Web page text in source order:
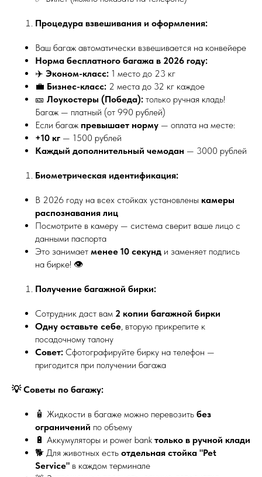
Процедура взвешивания и оформления:
Ваш багаж автоматически взвешивается на конвейере
Норма бесплатного багажа в 2026 году:
✈️ Эконом-класс: 1 место до 23 кг
💼 Бизнес-класс: 2 места до 32 кг каждое
🎫 Лоукостеры (Победа): только ручная кладь!
Багаж — платный (от 990 рублей)
Если багаж превышает норму — оплата на месте:
+10 кг — 1500 рублей
Каждый дополнительный чемодан — 3000 рублей
Биометрическая идентификация:
В 2026 году на всех стойках установлены камеры
распознавания лиц
Посмотрите в камеру — система сверит ваше лицо с
данными паспорта
Это занимает менее 10 секунд и заменяет подпись
на бирке! 👁️
Получение багажной бирки:
Сотрудник даст вам 2 копии багажной бирки
Одну оставьте себе, вторую прикрепите к
посадочному талону
Совет: Сфотографируйте бирку на телефон —
пригодится при получении багажа
💡 Советы по багажу:
🧴 Жидкости в багаже можно перевозить без
ограничений по объему
🔋 Аккумуляторы и power bank только в ручной клади
🐕 Для животных есть отдельная стойка "Pet
Service" в каждом терминале